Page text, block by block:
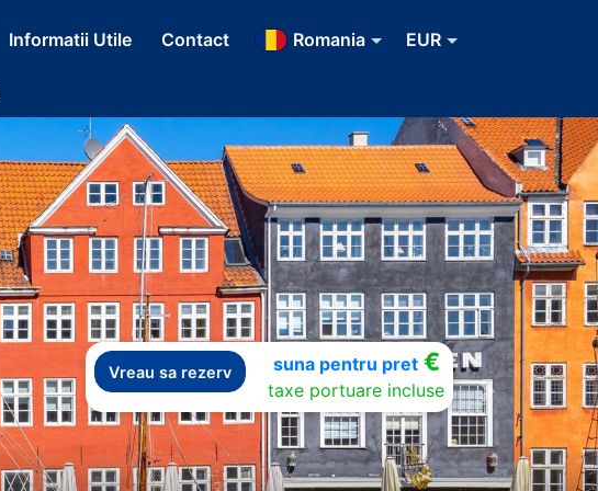
Informatii Utile Contact Romania EUR
Vreau sa rezerv suna pentru pret€
taxe portuare incluse
Next